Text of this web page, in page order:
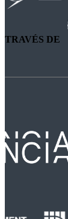
TRAVÉS DE